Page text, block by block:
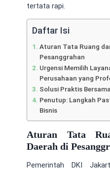
tertata rapi.
Daftar Isi
Aturan Tata Ruang
Pesanggrahan
Urgensi Memilih
Perusahaan yang
Solusi Praktis
Penutup: Langkah
Bisnis
Aturan Tata
Daerah di
Pemerintah DKI